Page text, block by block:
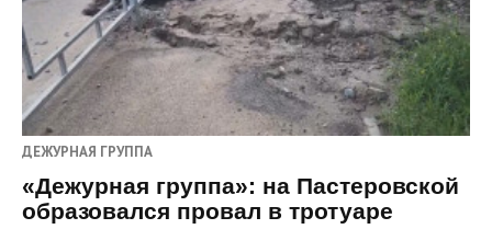
ДЕЖУРНАЯ ГРУППА
«Дежурная группа»: на Пастеровской
образовался провал в тротуаре